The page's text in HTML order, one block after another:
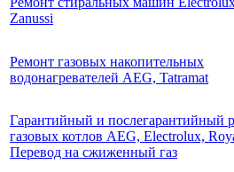
Zanussi
Ремонт газовых накопительных
водонагревателей AEG, Tatramat
Гарантийный и послегарантийный
газовых котлов AEG, Electrolux,
Перевод на сжиженный газ